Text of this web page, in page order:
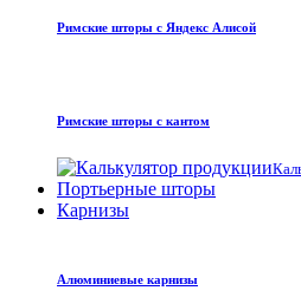
Римские шторы с Яндекс Алисой
Римские шторы с кантом
Портьерные шторы
Карнизы
Алюминиевые карнизы